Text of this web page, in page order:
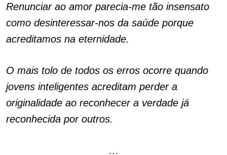
Renunciar ao amor parecia-me tão insensato
como desinteressar-nos da saúde porque
acreditamos na eternidade.
O mais tolo de todos os erros ocorre quando
jovens inteligentes acreditam perder a
originalidade ao reconhecer a verdade já
reconhecida por outros.
…